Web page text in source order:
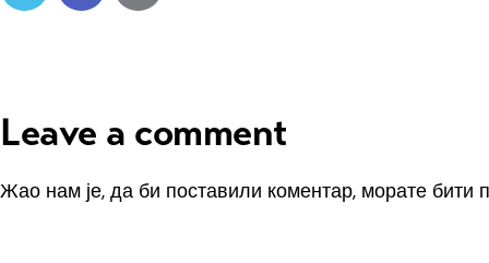
Leave a comment
Жао нам је, да би поставили коментар, морате бити